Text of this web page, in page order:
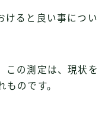
けると良い事につい
この測定は、現状を
のです。